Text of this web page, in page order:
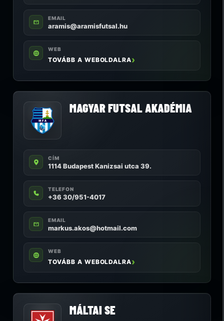
EMAIL
aramis@aramisfutsal.hu
WEB
TOVÁBB A WEBOLDALRA
MAGYAR FUTSAL AKADÉMIA
CÍM
1114 Budapest Kanizsai utca 39.
TELEFON
+36 30/951-4017
EMAIL
markus.akos@hotmail.com
WEB
TOVÁBB A WEBOLDALRA
MÁLTAI SE